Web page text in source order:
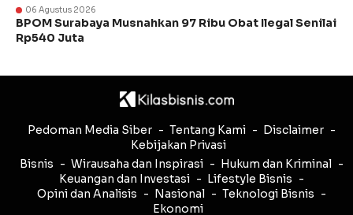
06 Agustus 2026
BPOM Surabaya Musnahkan 97 Ribu Obat Ilegal Senilai
Rp540 Juta
Pedoman Media Siber Tentang Kami
Disclaimer
Kebijakan Privasi
Bisnis
Wirausaha dan Inspirasi
Hukum dan Kriminal
Keuangan dan Investasi
Lifestyle Bisnis
Opini dan Analisis
Nasional
Teknologi Bisnis
Ekonomi